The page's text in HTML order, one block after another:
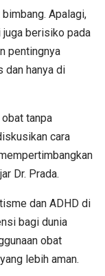
Apalagi,
berisiko pada
pentingnya
dan hanya di
tanpa
cara
Dr. Prada.
dan ADHD di
bagi dunia
obat
lebih aman.